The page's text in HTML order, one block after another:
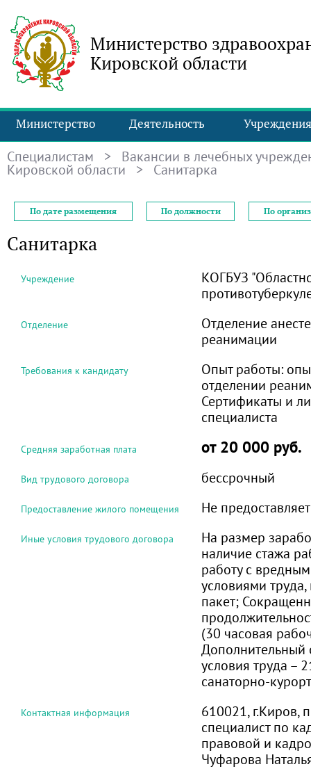
Министерство
Кировской области
Министерство Деятельность Учреждения
Специалистам > Вакансии в лечебных
Кировской области > Санитарка
По дате размещения По должности По
Санитарка
Учреждение
КОГБУЗ
Отделение
Отделение
реанимации
Требования к кандидату Опыт работы:
отделении
Сертификаты и
специалиста
Средняя заработная плата от 20 000 руб.
Вид трудового договора бессрочный
Предоставление жилого помещения Не
Иные условия трудового договора
На размер
наличие стажа
работу с
условиями
пакет;
(30 часовая
Дополнительный
условия труда –
санаторно-
Контактная информация
610021, г.Киров,
специалист по
правовой и
Чуфарова